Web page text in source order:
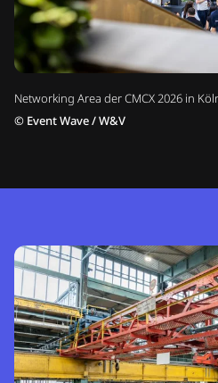
Networking Area der CMCX 2026 in
© Event Wave / W&V